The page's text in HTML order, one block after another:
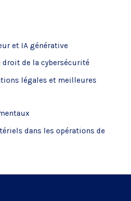
et IA générative
droit de la cybersécurité
légales et meilleures
dans les opérations de